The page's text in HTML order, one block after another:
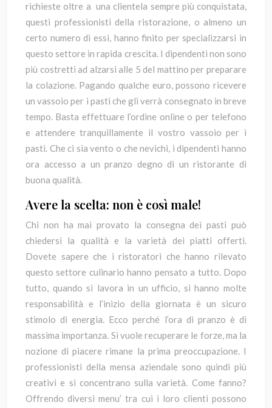
richieste oltre a una clientela sempre più conquistata,
questi professionisti della ristorazione, o almeno un
certo numero di essi, hanno finito per specializzarsi in
questo settore in rapida crescita. I dipendenti non sono
più costretti ad alzarsi alle 5 del mattino per preparare
la colazione. Pagando qualche euro, possono ricevere
un vassoio per i pasti che gli verrà consegnato in breve
tempo. Basta effettuare l’ordine online o per telefono
e attendere tranquillamente il vostro vassoio per i
pasti. Che ci sia vento o che nevichi, i dipendenti hanno
ora accesso a un pranzo degno di un ristorante di
buona qualità.
Avere la scelta: non è così male!
Chi non ha mai provato la consegna dei pasti può
chiedersi la qualità e la varietà dei piatti offerti.
Dovete sapere che i ristoratori che hanno rilevato
questo settore culinario hanno pensato a tutto. Dopo
tutto, quando si lavora in un ufficio, si hanno molte
responsabilità e l’inizio della giornata è un sicuro
stimolo di energia. Ecco perché l’ora di pranzo è di
massima importanza. Si vuole recuperare le forze, ma la
nozione di piacere rimane la prima preoccupazione. I
professionisti della mensa aziendale sono quindi più
creativi e si concentrano sulla varietà. Come fanno?
Offrendo diversi menu’ tra cui i loro clienti possono